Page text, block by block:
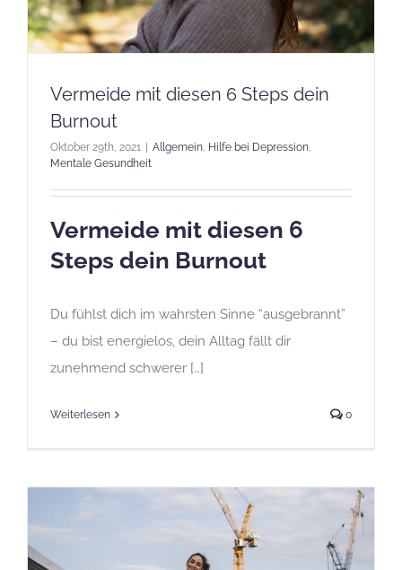
Vermeide mit diesen 6 Steps dein
Burnout
Oktober 29th, 2021 Allgemein, Hilfe bei Depression,
Mentale Gesundheit
Vermeide mit diesen 6
Steps dein Burnout
Du fühlst dich im wahrsten Sinne “ausgebrannt”
– du bist energielos, dein Alltag fällt dir
zunehmend schwerer […]
Weiterlesen 0